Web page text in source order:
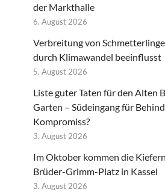
der Markthalle
6. August 2026
Verbreitung von
durch Klimawandel beeinflusst
5. August 2026
Liste guter Taten für den Alten
Garten – Südeingang für
Kompromiss?
3. August 2026
Im Oktober kommen die
Brüder-Grimm-Platz in Kassel
3. August 2026